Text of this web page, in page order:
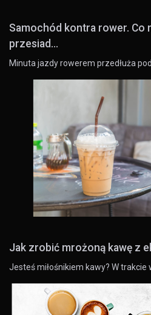
Samochód kontra rower. Co
przesiad...
Minuta jazdy rowerem przedłuża
Jak zrobić mrożoną kawę z
Jesteś miłośnikiem kawy? W trakcie